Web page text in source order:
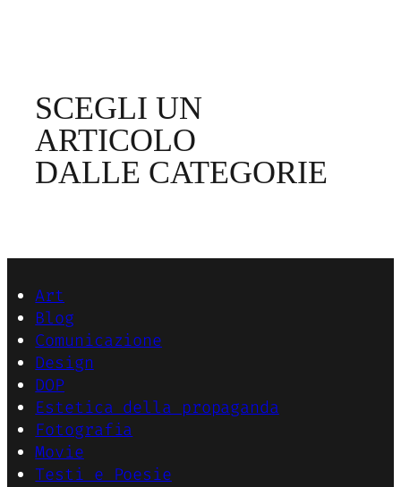
SCEGLI UN
ARTICOLO
DALLE CATEGORIE
Art
Blog
Comunicazione
Design
DOP
Estetica della propaganda
Fotografia
Movie
Testi e Poesie